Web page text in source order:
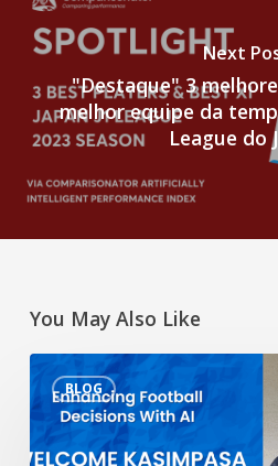
Next
"Destaque" 3
melhor equipe da
League do
You May Also Like
BLOG
Aprimorando
as
decisões
sobre